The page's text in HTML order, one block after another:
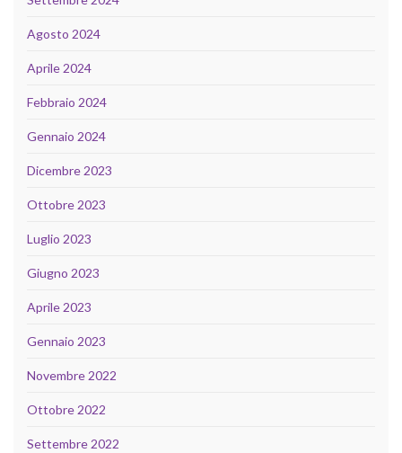
Agosto 2024
Aprile 2024
Febbraio 2024
Gennaio 2024
Dicembre 2023
Ottobre 2023
Luglio 2023
Giugno 2023
Aprile 2023
Gennaio 2023
Novembre 2022
Ottobre 2022
Settembre 2022